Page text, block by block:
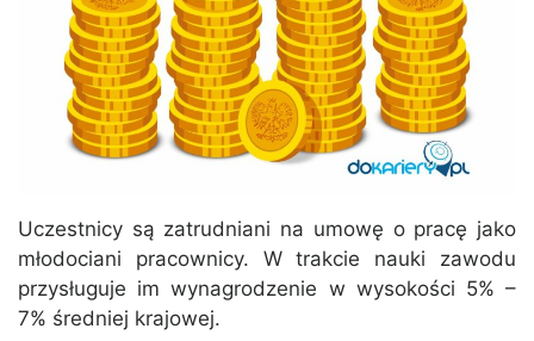
Uczestnicy są zatrudniani na umowę o pracę jako
młodociani pracownicy. W trakcie nauki zawodu
przysługuje im wynagrodzenie w wysokości 5% –
7% średniej krajowej.